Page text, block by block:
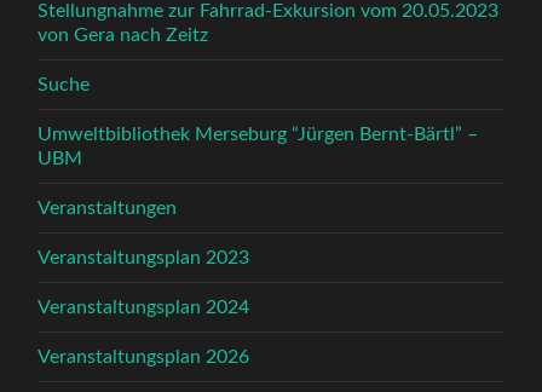
Stellungnahme zur Fahrrad-Exkursion vom 20.05.2023
von Gera nach Zeitz
Suche
Umweltbibliothek Merseburg “Jürgen Bernt-Bärtl” –
UBM
Veranstaltungen
Veranstaltungsplan 2023
Veranstaltungsplan 2024
Veranstaltungsplan 2026